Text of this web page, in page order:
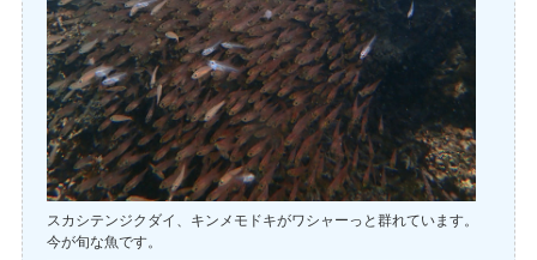
スカシテンジクダイ、キンメモドキがワシャーっと群れています。
今が旬な魚です。